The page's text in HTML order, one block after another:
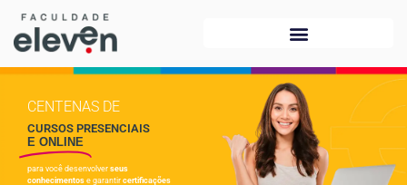
CENTENAS DE
CURSOS PRESENCIAIS
E ONLINE
para você desenvolver seus
conhecimentos e garantir certificações